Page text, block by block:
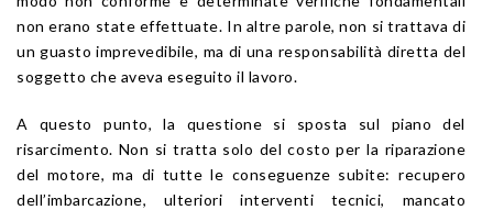
non erano state effettuate. In altre parole, non si trattava di
un guasto imprevedibile, ma di una responsabilità diretta del
soggetto che aveva eseguito il lavoro.
A questo punto, la questione si sposta sul piano del
risarcimento. Non si tratta solo del costo per la riparazione
del motore, ma di tutte le conseguenze subite: recupero
dell’imbarcazione, ulteriori interventi tecnici, mancato